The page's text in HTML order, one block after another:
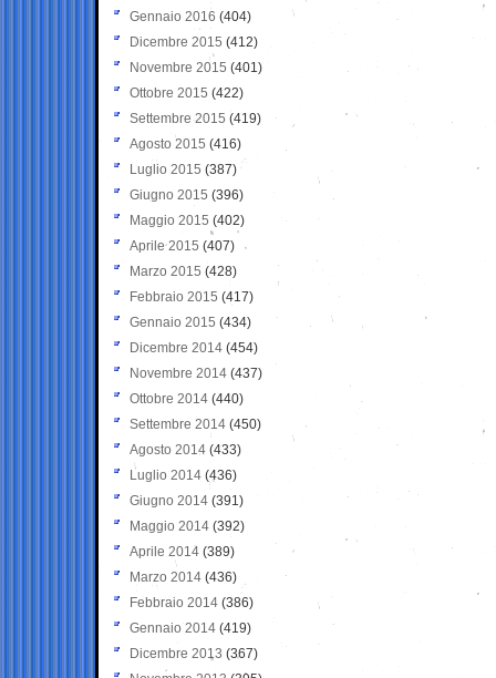
Gennaio 2016 (404)
Dicembre 2015 (412)
Novembre 2015 (401)
Ottobre 2015 (422)
Settembre 2015 (419)
Agosto 2015 (416)
Luglio 2015 (387)
Giugno 2015 (396)
Maggio 2015 (402)
Aprile 2015 (407)
Marzo 2015 (428)
Febbraio 2015 (417)
Gennaio 2015 (434)
Dicembre 2014 (454)
Novembre 2014 (437)
Ottobre 2014 (440)
Settembre 2014 (450)
Agosto 2014 (433)
Luglio 2014 (436)
Giugno 2014 (391)
Maggio 2014 (392)
Aprile 2014 (389)
Marzo 2014 (436)
Febbraio 2014 (386)
Gennaio 2014 (419)
Dicembre 2013 (367)